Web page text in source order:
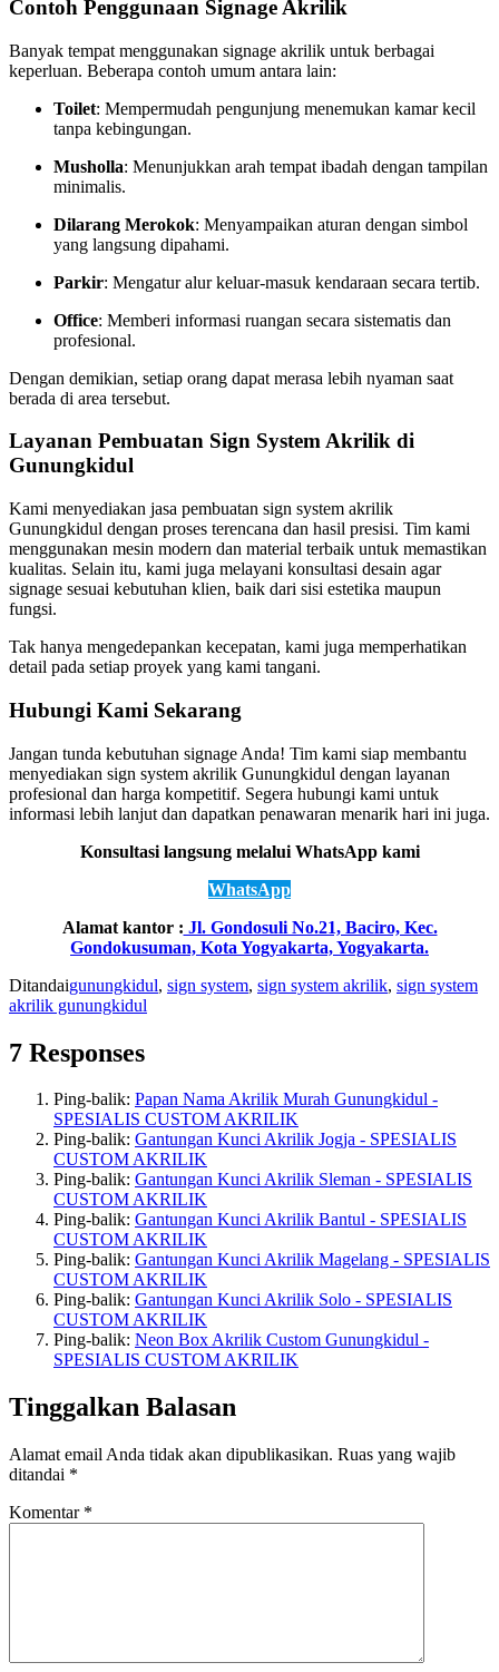
Contoh Penggunaan Signage Akrilik
Banyak tempat menggunakan signage akrilik untuk berbagai
keperluan. Beberapa contoh umum antara lain:
Toilet: Mempermudah pengunjung menemukan kamar kecil
tanpa kebingungan.
Musholla: Menunjukkan arah tempat ibadah dengan tampilan
minimalis.
Dilarang Merokok: Menyampaikan aturan dengan simbol
yang langsung dipahami.
Parkir: Mengatur alur keluar-masuk kendaraan secara tertib.
Office: Memberi informasi ruangan secara sistematis dan
profesional.
Dengan demikian, setiap orang dapat merasa lebih nyaman saat
berada di area tersebut.
Layanan Pembuatan Sign System Akrilik di
Gunungkidul
Kami menyediakan jasa pembuatan sign system akrilik
Gunungkidul dengan proses terencana dan hasil presisi. Tim kami
menggunakan mesin modern dan material terbaik untuk memastikan
kualitas. Selain itu, kami juga melayani konsultasi desain agar
signage sesuai kebutuhan klien, baik dari sisi estetika maupun
fungsi.
Tak hanya mengedepankan kecepatan, kami juga memperhatikan
detail pada setiap proyek yang kami tangani.
Hubungi Kami Sekarang
Jangan tunda kebutuhan signage Anda! Tim kami siap membantu
menyediakan sign system akrilik Gunungkidul dengan layanan
profesional dan harga kompetitif. Segera hubungi kami untuk
informasi lebih lanjut dan dapatkan penawaran menarik hari ini juga.
Konsultasi langsung melalui WhatsApp kami
WhatsApp
Alamat kantor : Jl. Gondosuli No.21, Baciro, Kec.
Gondokusuman, Kota Yogyakarta, Yogyakarta.
Ditandaigunungkidul, sign system, sign system akrilik, sign system
akrilik gunungkidul
7 Responses
Ping-balik: Papan Nama Akrilik Murah Gunungkidul -
SPESIALIS CUSTOM AKRILIK
Ping-balik: Gantungan Kunci Akrilik Jogja - SPESIALIS
CUSTOM AKRILIK
Ping-balik: Gantungan Kunci Akrilik Sleman - SPESIALIS
CUSTOM AKRILIK
Ping-balik: Gantungan Kunci Akrilik Bantul - SPESIALIS
CUSTOM AKRILIK
Ping-balik: Gantungan Kunci Akrilik Magelang - SPESIALIS
CUSTOM AKRILIK
Ping-balik: Gantungan Kunci Akrilik Solo - SPESIALIS
CUSTOM AKRILIK
Ping-balik: Neon Box Akrilik Custom Gunungkidul -
SPESIALIS CUSTOM AKRILIK
Tinggalkan Balasan
Alamat email Anda tidak akan dipublikasikan. Ruas yang wajib
ditandai *
Komentar *